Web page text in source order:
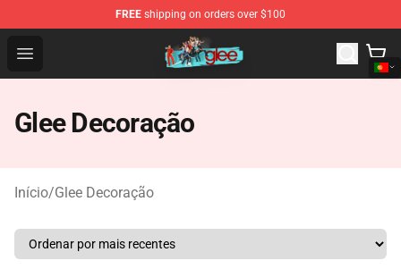
FREE shipping on orders over $100
Open menu
Glee Store - Official Glee Merchandise Shop
Glee Decoração
Início/Glee Decoração